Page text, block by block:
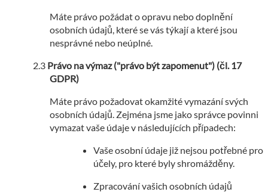
Máte právo požádat o opravu nebo doplnění
osobních údajů, které se vás týkají a které jsou
nesprávné nebo neúplné.
Právo na výmaz ("právo být zapomenut") (čl. 17
GDPR)
Máte právo požadovat okamžité vymazání svých
osobních údajů. Zejména jsme jako správce povinni
vymazat vaše údaje v následujících případech:
Vaše osobní údaje již nejsou potřebné pro
účely, pro které byly shromážděny.
Zpracování vašich osobních údajů